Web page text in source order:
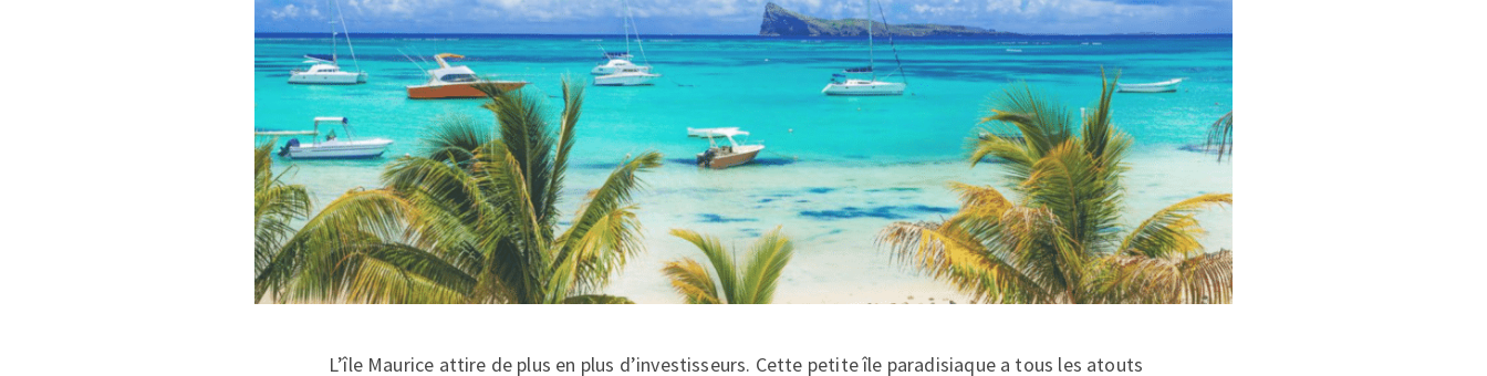
L’île Maurice attire de plus en plus d’investisseurs. Cette petite île paradisiaque a tous les atouts